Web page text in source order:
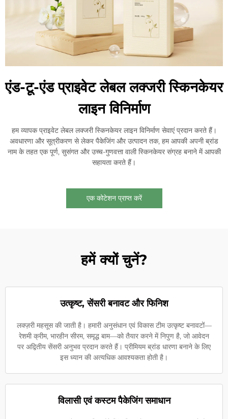
एंड-टू-एंड प्राइवेट लेबल लक्जरी स्किनकेयर
लाइन विनिर्माण
हम व्यापक प्राइवेट लेबल लक्जरी स्किनकेयर लाइन विनिर्माण सेवाएं प्रदान करते हैं।
अवधारणा और सूत्रीकरण से लेकर पैकेजिंग और उत्पादन तक, हम आपकी अपनी ब्रांड
नाम के तहत एक पूर्ण, सुसंगत और उच्च-गुणवत्ता वाली स्किनकेयर संग्रह बनाने में आपकी
सहायता करते हैं।
एक कोटेशन प्राप्त करें
हमें क्यों चुनें?
उत्कृष्ट, सेंसरी बनावट और फिनिश
लक्ज़री महसूस की जाती है। हमारी अनुसंधान एवं विकास टीम उत्कृष्ट बनावटों—
रेशमी क्रीम, भारहीन सीरम, समृद्ध बाम—को तैयार करने में निपुण है, जो आवेदन
पर अद्वितीय सेंसरी अनुभव प्रदान करते हैं। प्रीमियम ब्रांड धारणा बनाने के लिए
इस ध्यान की अत्यधिक आवश्यकता होती है।
विलासी एवं कस्टम पैकेजिंग समाधान